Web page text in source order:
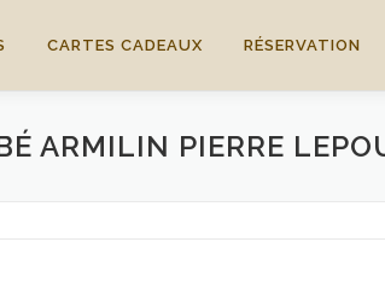
CARTES CADEAUX RÉSERVATION
ARMILIN PIERRE